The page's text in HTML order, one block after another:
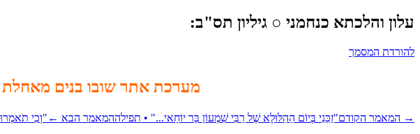
עלון והלכתא כנחמני ○ גיליון תס"ב:
להורדת המסמך
מערכת אתר שובו בנים
→ המאמר הקודם"זַכֵּנִי בְּיוֹם הַהִלּוּלָא שֶׁל רַבִּי שִׁמְעוֹן בַּר יוֹחַאי..." • תפילההמאמר הבא ← "וְכִי